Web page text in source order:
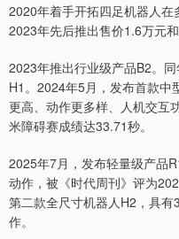
2020年着手开拓四足机器人在
2023年先后推出售价1.6万元
2023年推出行业级产品B2。
H1。2024年5月，发布首款中
更高、动作更多样、人机交互
米障碍赛成绩达33.71秒。
2025年7月，发布轻量级产品
动作，被《时代周刊》评为
第二款全尺寸机器人H2，具
作。